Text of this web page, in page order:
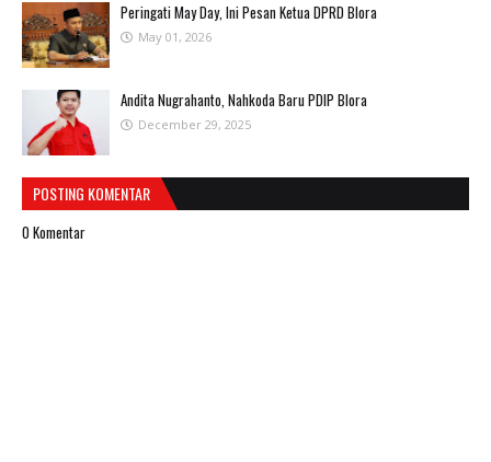
Peringati May Day, Ini Pesan Ketua DPRD Blora
May 01, 2026
Andita Nugrahanto, Nahkoda Baru PDIP Blora
December 29, 2025
POSTING KOMENTAR
0 Komentar